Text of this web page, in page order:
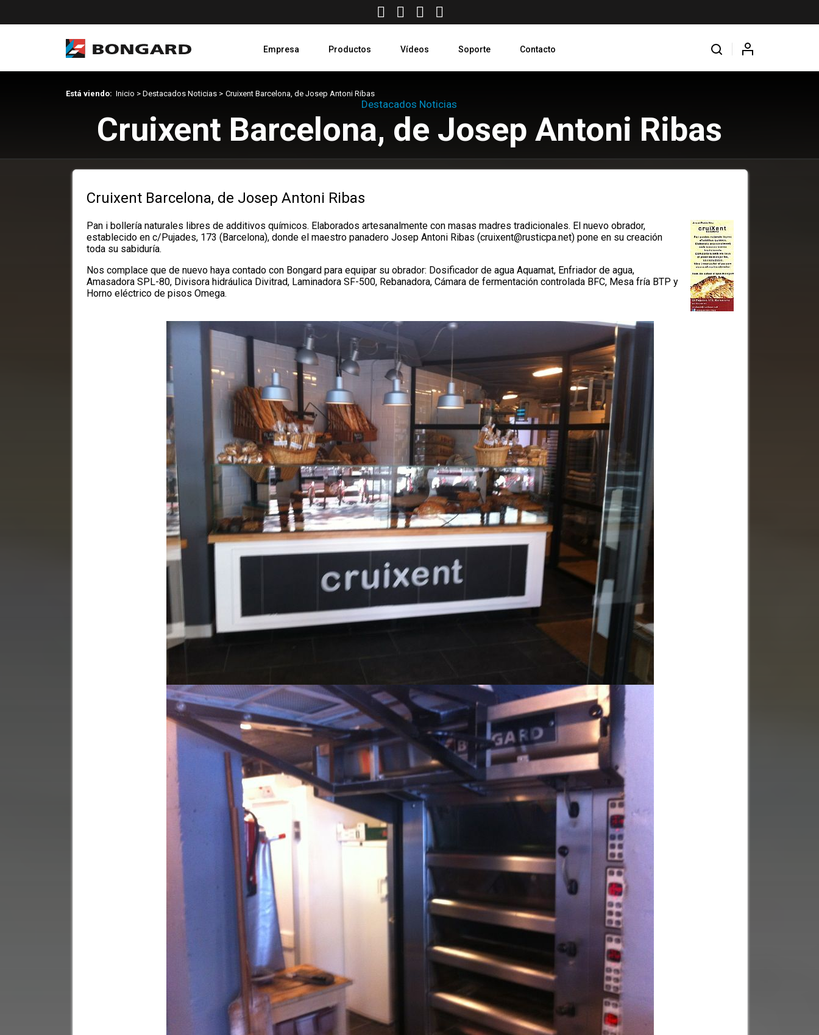
Empresa Productos Vídeos Soporte Contacto
Está viendo: Inicio > Destacados Noticias > Cruixent Barcelona, de Josep Antoni Ribas
Destacados Noticias
Cruixent Barcelona, de Josep Antoni Ribas
Cruixent Barcelona, de Josep Antoni Ribas
Pan i bollería naturales libres de additivos químicos. Elaborados artesanalmente con masas madres tradicionales. El nuevo obrador,
establecido en c/Pujades, 173 (Barcelona), donde el maestro panadero Josep Antoni Ribas (cruixent@rusticpa.net) pone en su creación
toda su sabiduría.
Nos complace que de nuevo haya contado con Bongard para equipar su obrador: Dosificador de agua Aquamat, Enfriador de agua,
Amasadora SPL-80, Divisora hidráulica Divitrad, Laminadora SF-500, Rebanadora, Cámara de fermentación controlada BFC, Mesa fría BTP y
Horno eléctrico de pisos Omega.